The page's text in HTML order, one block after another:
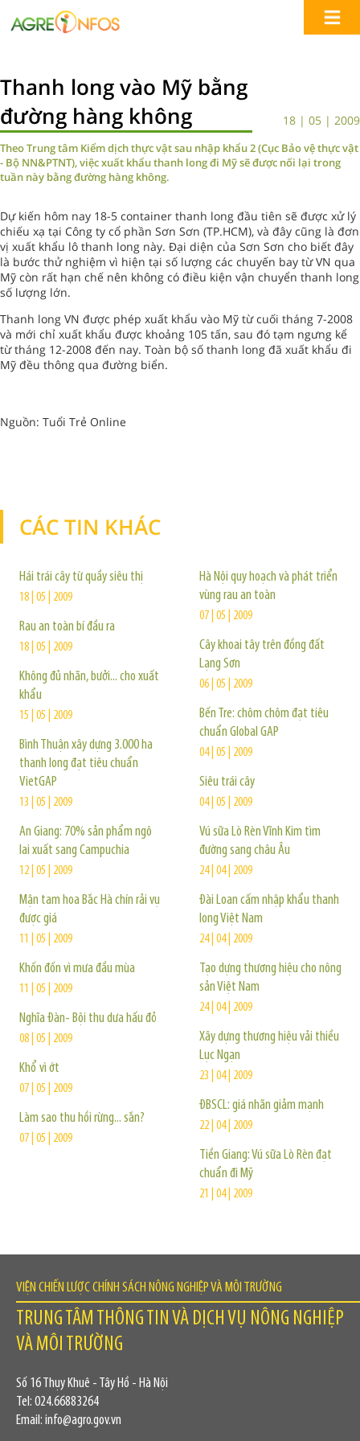
Thanh long vào Mỹ bằng
đường hàng không
18 | 05 | 2009
Theo Trung tâm Kiểm dịch thực vật sau nhập khẩu 2 (Cục Bảo vệ thực vật
- Bộ NN&PTNT), việc xuất khẩu thanh long đi Mỹ sẽ được nối lại trong
tuần này bằng đường hàng không.
Dự kiến hôm nay 18-5 container thanh long đầu tiên sẽ được xử lý
chiếu xạ tại Công ty cổ phần Sơn Sơn (TP.HCM), và đây cũng là đơn
vị xuất khẩu lô thanh long này. Đại diện của Sơn Sơn cho biết đây
là bước thử nghiệm vì hiện tại số lượng các chuyến bay từ VN qua
Mỹ còn rất hạn chế nên không có điều kiện vận chuyển thanh long
số lượng lớn.
Thanh long VN được phép xuất khẩu vào Mỹ từ cuối tháng 7-2008
và mới chỉ xuất khẩu được khoảng 105 tấn, sau đó tạm ngưng kể
từ tháng 12-2008 đến nay. Toàn bộ số thanh long đã xuất khẩu đi
Mỹ đều thông qua đường biển.
Nguồn: Tuổi Trẻ Online
CÁC TIN KHÁC
Hái trái cây từ quầy siêu thị
18 | 05 | 2009
Rau an toàn bí đầu ra
18 | 05 | 2009
Không đủ nhãn, bưởi... cho xuất
khẩu
15 | 05 | 2009
Bình Thuận xây dựng 3.000 ha
thanh long đạt tiêu chuẩn
VietGAP
13 | 05 | 2009
An Giang: 70% sản phẩm ngô
lai xuất sang Campuchia
12 | 05 | 2009
Mận tam hoa Bắc Hà chín rải vụ
được giá
11 | 05 | 2009
Khốn đốn vì mưa đầu mùa
11 | 05 | 2009
Nghĩa Đàn- Bội thu dưa hấu đỏ
08 | 05 | 2009
Khổ vì ớt
07 | 05 | 2009
Làm sao thu hồi rừng... sắn?
07 | 05 | 2009
Hà Nội quy hoạch và phát triển
vùng rau an toàn
07 | 05 | 2009
Cây khoai tây trên đồng đất
Lạng Sơn
06 | 05 | 2009
Bến Tre: chôm chôm đạt tiêu
chuẩn Global GAP
04 | 05 | 2009
Siêu trái cây
04 | 05 | 2009
Vú sữa Lò Rèn Vĩnh Kim tìm
đường sang châu Âu
24 | 04 | 2009
Đài Loan cấm nhập khẩu thanh
long Việt Nam
24 | 04 | 2009
Tạo dựng thương hiệu cho nông
sản Việt Nam
24 | 04 | 2009
Xây dựng thương hiệu vải thiều
Lục Ngạn
23 | 04 | 2009
ĐBSCL: giá nhãn giảm mạnh
22 | 04 | 2009
Tiền Giang: Vú sữa Lò Rèn đạt
chuẩn đi Mỹ
21 | 04 | 2009
VIỆN CHIẾN LƯỢC CHÍNH SÁCH NÔNG NGHIỆP VÀ MÔI TRƯỜNG
TRUNG TÂM THÔNG TIN VÀ DỊCH VỤ NÔNG NGHIỆP
VÀ MÔI TRƯỜNG
Số 16 Thụy Khuê - Tây Hồ - Hà Nội
Tel: 024.66883264
Email: info@agro.gov.vn